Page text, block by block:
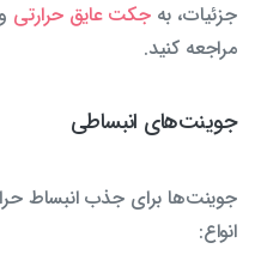
جزئیات، بهجکت عایق حرارتی
مراجعه کنید.
جوینت‌های انبساطی
جوینت‌ها برای جذب انبساط
انواع: